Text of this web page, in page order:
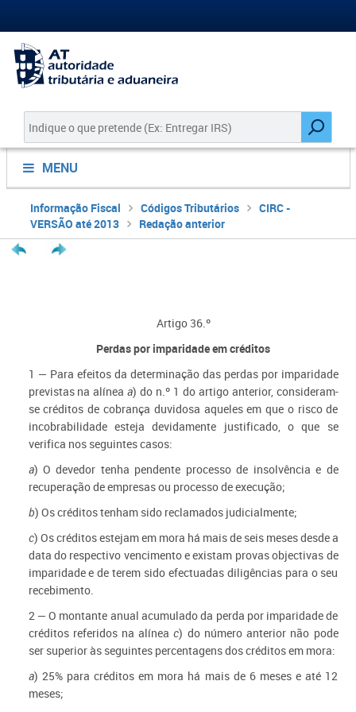
MENU
Informação Fiscal Códigos Tributários
CIRC -
VERSÃO até 2013
Redação anterior
Artigo 36.º
Perdas por imparidade em créditos
1 — Para efeitos da determinação das perdas por imparidade
previstas na alíneaa) do n.º 1 do artigo anterior, consideram-
se créditos de cobrança duvidosa aqueles em que o risco de
incobrabilidade esteja devidamente justificado, o que se
verifica nos seguintes casos:
a) O devedor tenha pendente processo de insolvência e de
recuperação de empresas ou processo de execução;
b) Os créditos tenham sido reclamados judicialmente;
c) Os créditos estejam em mora há mais de seis meses desde a
data do respectivo vencimento e existam provas objectivas de
imparidade e de terem sido efectuadas diligências para o seu
recebimento.
2 — O montante anual acumulado da perda por imparidade de
créditos referidos na alíneac) do número anterior não pode
ser superior às seguintes percentagens dos créditos em mora:
a) 25% para créditos em mora há mais de 6 meses e até 12
meses;